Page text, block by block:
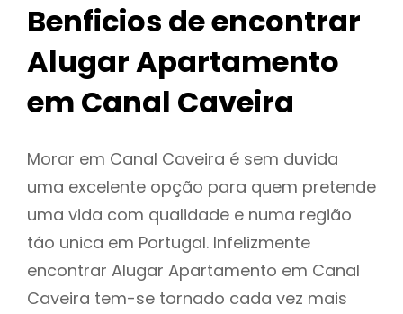
Benficios de encontrar
Alugar Apartamento
em Canal Caveira
Morar em Canal Caveira é sem duvida
uma excelente opção para quem pretende
uma vida com qualidade e numa região
táo unica em Portugal. Infelizmente
encontrar Alugar Apartamento em Canal
Caveira tem-se tornado cada vez mais